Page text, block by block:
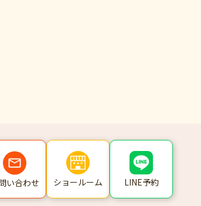
い合わせ ショールーム LINE予約